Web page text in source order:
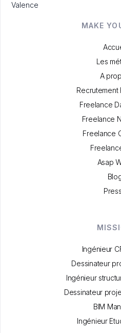
Valence
MAKE
Les
A
Recrutement
Freelance
Freelance
Freelance
Asap
Ingénieur
Dessinateur
Ingénieur
Dessinateur
BIM
Ingénieur